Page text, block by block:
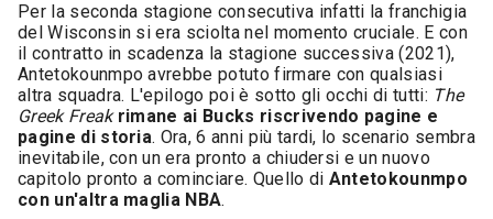
Per la seconda stagione consecutiva infatti la franchigia
del Wisconsin si era sciolta nel momento cruciale. E con
il contratto in scadenza la stagione successiva (2021),
Antetokounmpo avrebbe potuto firmare con qualsiasi
altra squadra. L'epilogo poi è sotto gli occhi di tutti: The
Greek Freak rimane ai Bucks riscrivendo pagine e
pagine di storia. Ora, 6 anni più tardi, lo scenario sembra
inevitabile, con un era pronto a chiudersi e un nuovo
capitolo pronto a cominciare. Quello di Antetokounmpo
con un'altra maglia NBA.